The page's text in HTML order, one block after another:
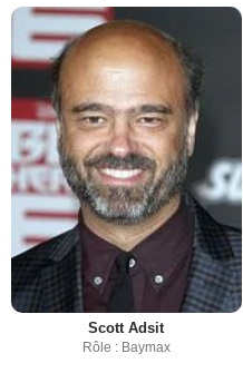
Scott Adsit
Rôle : Baymax